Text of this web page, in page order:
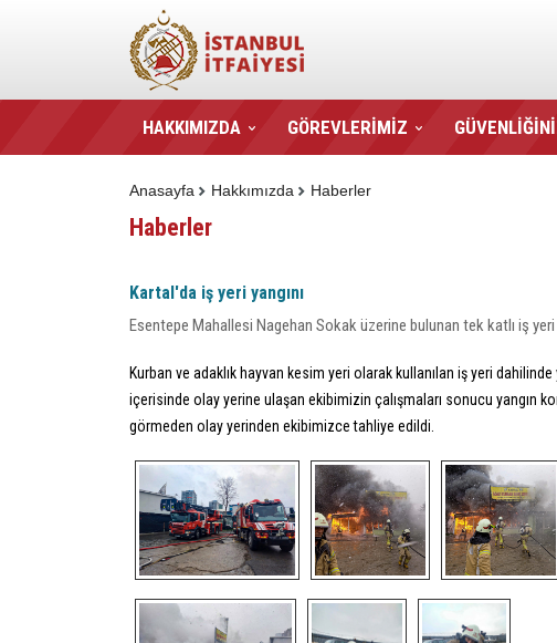
HAKKIMIZDA GÖREVLERİMİZ
Haberler
Hakkımızda
Anasayfa
Haberler
Kartal'da iş yeri yangını
Esentepe Mahallesi Nagehan Sokak üzerine bulunan tek katlı iş
Kurban ve adaklık hayvan kesim yeri olarak kullanılan iş yeri
içerisinde olay yerine ulaşan ekibimizin çalışmaları sonucu yangın
görmeden olay yerinden ekibimizce tahliye edildi.